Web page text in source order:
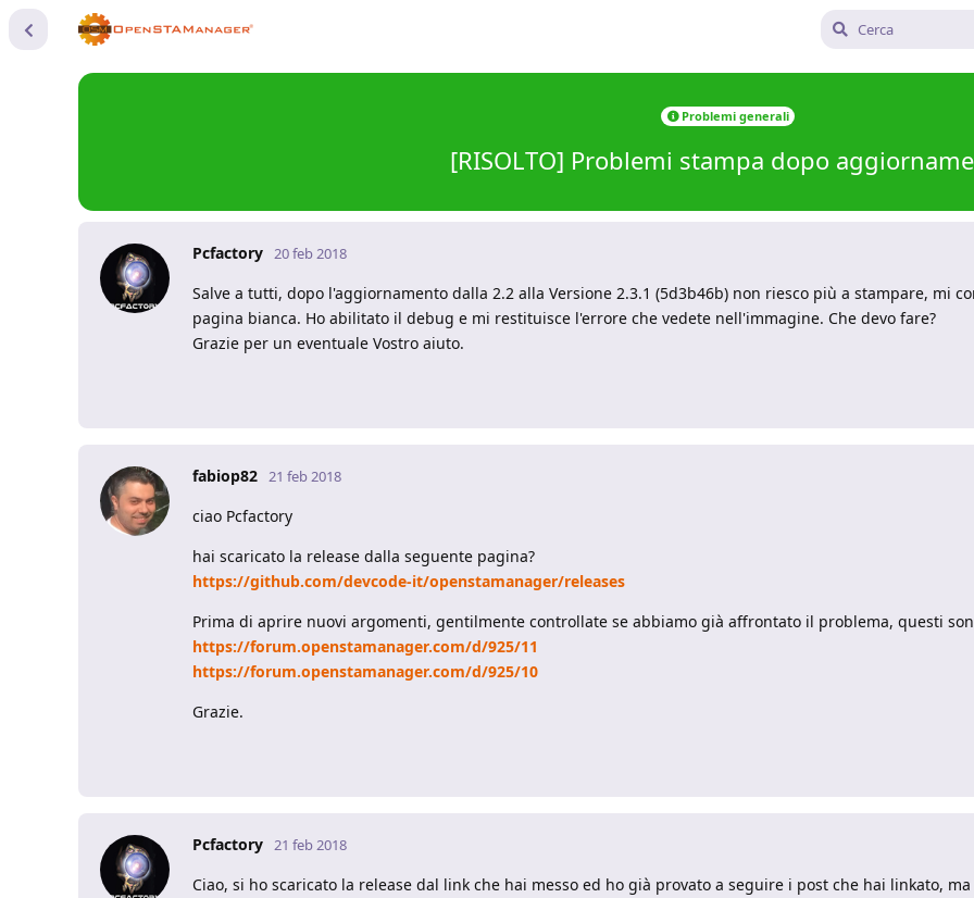
Problemi generali
[RISOLTO] Problemi stampa dopo
Pcfactory 20 feb 2018
Salve a tutti, dopo l'aggiornamento dalla 2.2 alla Versione 2.3.1 (5d3b46b) non riesco più a stampare, mi
pagina bianca. Ho abilitato il debug e mi restituisce l'errore che vedete nell'immagine. Che devo fare?
Grazie per un eventuale Vostro aiuto.
fabiop82 21 feb 2018
ciao Pcfactory
hai scaricato la release dalla seguente pagina?
https://github.com/devcode-it/openstamanager/releases
Prima di aprire nuovi argomenti, gentilmente controllate se abbiamo già affrontato il problema, questi
https://forum.openstamanager.com/d/925/11
https://forum.openstamanager.com/d/925/10
Grazie.
Pcfactory 21 feb 2018
Ciao, si ho scaricato la release dal link che hai messo ed ho già provato a seguire i post che hai linkato,